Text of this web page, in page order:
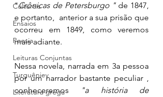
Culturais
Ensaios
Poesia
Leituras Conjuntas
Turguêniev
Literatura grega
"Crônicas de Petersburgo " de 1847,
e portanto,  anterior a sua prisão que
ocorreu em 1849, como veremos
mais adiante.
Nessa novela, narrada em 3a pessoa
por um narrador bastante peculiar ,
conheceremos
"a história de